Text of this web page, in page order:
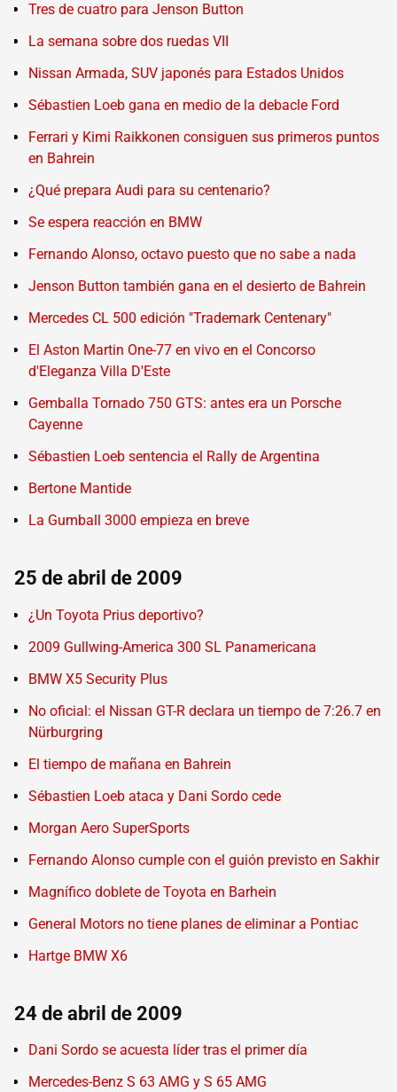
Tres de cuatro para Jenson Button
La semana sobre dos ruedas VII
Nissan Armada, SUV japonés para Estados Unidos
Sébastien Loeb gana en medio de la debacle Ford
Ferrari y Kimi Raikkonen consiguen sus primeros puntos
en Bahrein
¿Qué prepara Audi para su centenario?
Se espera reacción en BMW
Fernando Alonso, octavo puesto que no sabe a nada
Jenson Button también gana en el desierto de Bahrein
Mercedes CL 500 edición "Trademark Centenary"
El Aston Martin One-77 en vivo en el Concorso
d'Eleganza Villa D'Este
Gemballa Tornado 750 GTS: antes era un Porsche
Cayenne
Sébastien Loeb sentencia el Rally de Argentina
Bertone Mantide
La Gumball 3000 empieza en breve
25 de abril de 2009
¿Un Toyota Prius deportivo?
2009 Gullwing-America 300 SL Panamericana
BMW X5 Security Plus
No oficial: el Nissan GT-R declara un tiempo de 7:26.7 en
Nürburgring
El tiempo de mañana en Bahrein
Sébastien Loeb ataca y Dani Sordo cede
Morgan Aero SuperSports
Fernando Alonso cumple con el guión previsto en Sakhir
Magnífico doblete de Toyota en Barhein
General Motors no tiene planes de eliminar a Pontiac
Hartge BMW X6
24 de abril de 2009
Dani Sordo se acuesta líder tras el primer día
Mercedes-Benz S 63 AMG y S 65 AMG